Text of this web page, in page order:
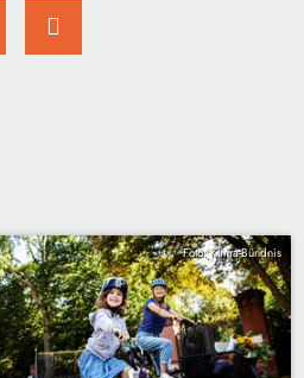
Foto: Klima-Bündnis